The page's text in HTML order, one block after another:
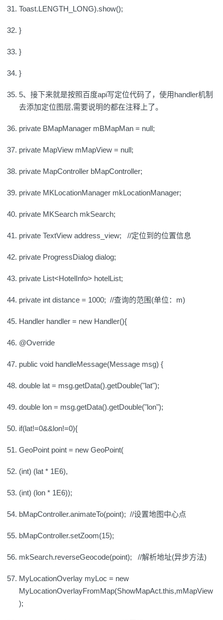
Toast.LENGTH_LONG).show();
}
}
}
5、接下来就是按照百度api写定位代码了，使用handler机制
去添加定位图层,需要说明的都在注释上了。
private BMapManager mBMapMan = null;
private MapView mMapView = null;
private MapController bMapController;
private MKLocationManager mkLocationManager;
private MKSearch mkSearch;
private TextView address_view; //定位到的位置信息
private ProgressDialog dialog;
private List<HotelInfo> hotelList;
private int distance = 1000; //查询的范围(单位：m)
Handler handler = new Handler(){
@Override
public void handleMessage(Message msg) {
double lat = msg.getData().getDouble("lat");
double lon = msg.getData().getDouble("lon");
if(lat!=0&&lon!=0){
GeoPoint point = new GeoPoint(
(int) (lat * 1E6),
(int) (lon * 1E6));
bMapController.animateTo(point); //设置地图中心点
bMapController.setZoom(15);
mkSearch.reverseGeocode(point); //解析地址(异步方法)
MyLocationOverlay myLoc = new
MyLocationOverlayFromMap(ShowMapAct.this,mMapView
);